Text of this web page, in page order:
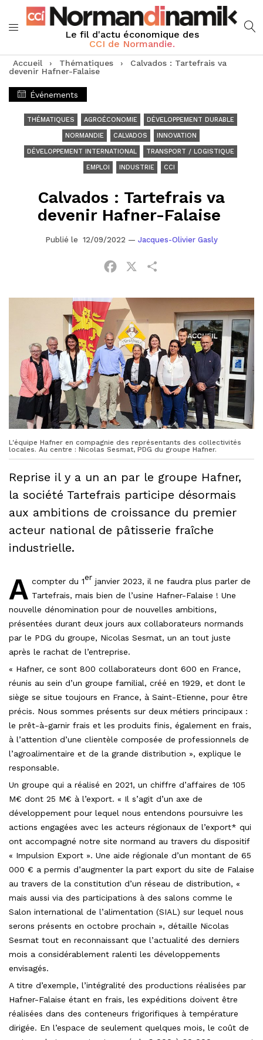
Le fil d'actu économique des
CCI de Normandie.
Accueil › Thématiques ›
Calvados : Tartefrais va
devenir Hafner-Falaise
Événements
THÉMATIQUES AGROÉCONOMIE DÉVELOPPEMENT DURABLE
NORMANDIE CALVADOS INNOVATION
DÉVELOPPEMENT INTERNATIONAL TRANSPORT / LOGISTIQUE
EMPLOI INDUSTRIE CCI
Calvados : Tartefrais va
devenir Hafner-Falaise
Publié le 12/09/2022 — Jacques-Olivier Gasly
Facebook
L'équipe Hafner en compagnie des représentants des collectivités
locales. Au centre : Nicolas Sesmat, PDG du groupe Hafner.
Reprise il y a un an par le groupe Hafner,
la société Tartefrais participe désormais
aux ambitions de croissance du premier
acteur national de pâtisserie fraîche
industrielle.
A compter du 1er janvier 2023, il ne faudra plus parler de
Tartefrais, mais bien de l’usine Hafner-Falaise ! Une
nouvelle dénomination pour de nouvelles ambitions,
présentées durant deux jours aux collaborateurs normands
par le PDG du groupe, Nicolas Sesmat, un an tout juste
après le rachat de l’entreprise.
« Hafner, ce sont 800 collaborateurs dont 600 en France,
réunis au sein d’un groupe familial, créé en 1929, et dont le
siège se situe toujours en France, à Saint-Etienne, pour être
précis. Nous sommes présents sur deux métiers principaux :
le prêt-à-garnir frais et les produits finis, également en frais,
à l’attention d’une clientèle composée de professionnels de
l’agroalimentaire et de la grande distribution », explique le
responsable.
Un groupe qui a réalisé en 2021, un chiffre d’affaires de 105
M€ dont 25 M€ à l’export. « Il s’agit d’un axe de
développement pour lequel nous entendons poursuivre les
actions engagées avec les acteurs régionaux de l’export* qui
ont accompagné notre site normand au travers du dispositif
« Impulsion Export ». Une aide régionale d’un montant de 65
000 € a permis d’augmenter la part export du site de Falaise
au travers de la constitution d’un réseau de distribution, «
mais aussi via des participations à des salons comme le
Salon international de l’alimentation (SIAL) sur lequel nous
serons présents en octobre prochain », détaille Nicolas
Sesmat tout en reconnaissant que l’actualité des derniers
mois a considérablement ralenti les développements
envisagés.
A titre d’exemple, l’intégralité des productions réalisées par
Hafner-Falaise étant en frais, les expéditions doivent être
réalisées dans des conteneurs frigorifiques à température
dirigée. En l’espace de seulement quelques mois, le coût de